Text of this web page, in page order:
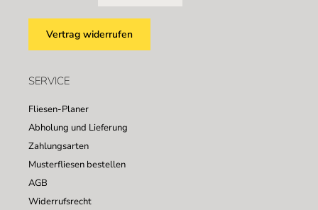
Vertrag widerrufen
SERVICE
Fliesen-Planer
Abholung und Lieferung
Zahlungsarten
Musterfliesen bestellen
AGB
Widerrufsrecht